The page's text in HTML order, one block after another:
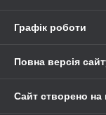
Графік роботи
Повна версія
Сайт створено на